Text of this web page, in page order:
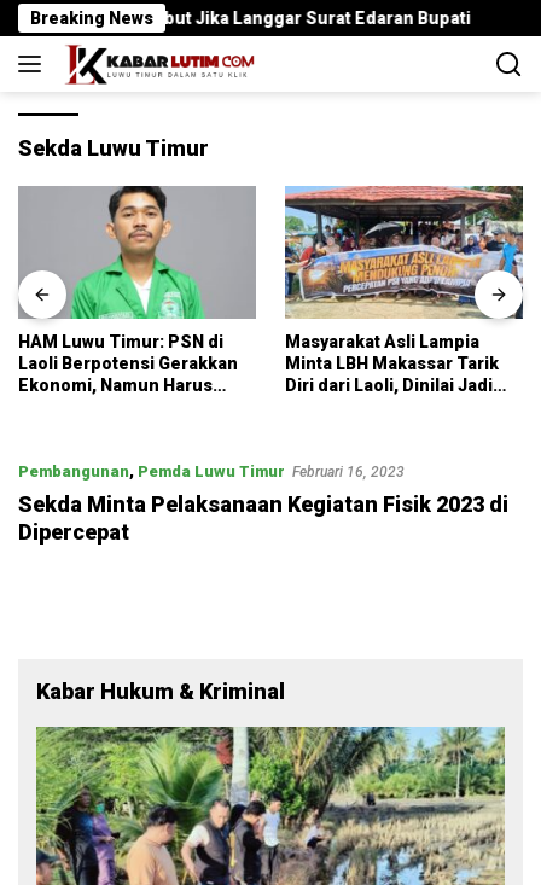
Langsung
ke
konten
Breaking News
NIB Dicabut Jika Langgar Surat Edaran Bupati
Sekda Luwu Timur
Masyarakat Asli Lampia
Minta LBH Makassar Tarik
Diri dari Laoli, Dinilai Jadi
INKAI Luwu Timur Resmi
Terbentuk, Arman Amrullah
Siap Bangun Generasi
Pembangunan, Pemda Luwu Timur Februari 16, 2023
Sekda Minta Pelaksanaan Kegiatan Fisik 2023 di
Dipercepat
Kabar Hukum & Kriminal